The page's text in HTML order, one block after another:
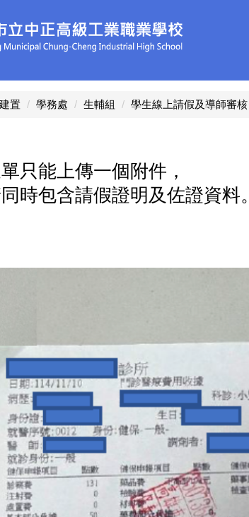
置 學務處 生輔組 學生線上請假及導師審核
只能上傳一個附件，
時包含請假證明及佐證資料。